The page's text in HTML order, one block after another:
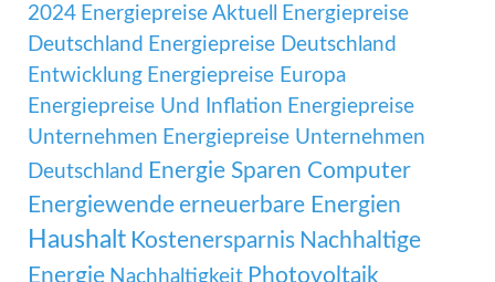
2024 Energiepreise Aktuell
Energiepreise
Deutschland Energiepreise Deutschland
Entwicklung Energiepreise Europa
Energiepreise Und Inflation Energiepreise
Unternehmen Energiepreise Unternehmen
Deutschland Energie Sparen Computer
Energiewende erneuerbare Energien
Haushalt Kostenersparnis Nachhaltige
Energie Nachhaltigkeit Photovoltaik